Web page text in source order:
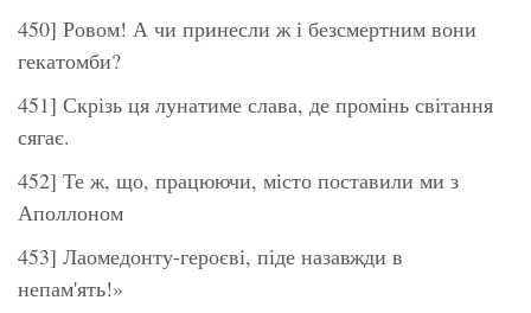
450] Ровом! А чи принесли ж і безсмертним вони
гекатомби?
451] Скрізь ця лунатиме слава, де промінь світання
сягає.
452] Те ж, що, працюючи, місто поставили ми з
Аполлоном
453] Лаомедонту-героєві, піде назавжди в
непам'ять!»